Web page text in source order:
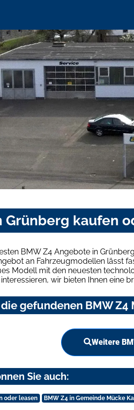
Grünberg kaufen
BMW Z4 Angebote in
an Fahrzeugmodellen lässt
Modell mit den neuesten
wir bieten Ihnen eine
gefundenen BMW
Weitere
Sie auch:
oder leasen BMW Z4 in Gemeinde Mücke